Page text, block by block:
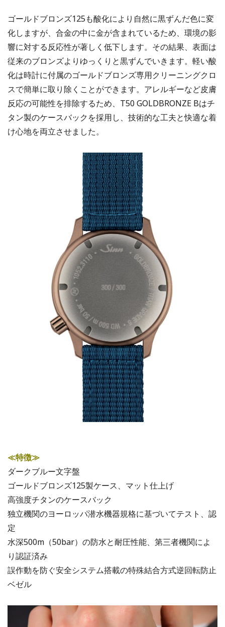
ゴールドブロンズ125も酸化により自然に黒ずんだ色に変
化しますが、合金の中に金が含まれているため、環境の影
響に対する反応性が著しく低下します。その結果、表面は
従来のブロンズよりゆっくりと黒ずんでいきます。軽い酸
化は時計に付属のゴールドブロンズ専用クリーニングクロ
スで簡単に取り除くことができます。アレルギーなど皮膚
反応の可能性を排除するため、T50 GOLDBRONZE Bはチ
タン製のケースバックを採用し、技術的な工夫と快適な着
け心地を両立させました。
≪特徴≫
ダークブルー文字盤
ゴールドブロンズ125製ケース、マット仕上げ
高強度チタンのケースバック
独立機関のヨーロッパ潜水機器規格に基づいてテスト、認
定
水深500m（50bar）の防水と耐圧性能、第三者機関によ
り認証済み
誤作動を防ぐ安全システム搭載の特殊結合方式逆回転防止
ベゼル